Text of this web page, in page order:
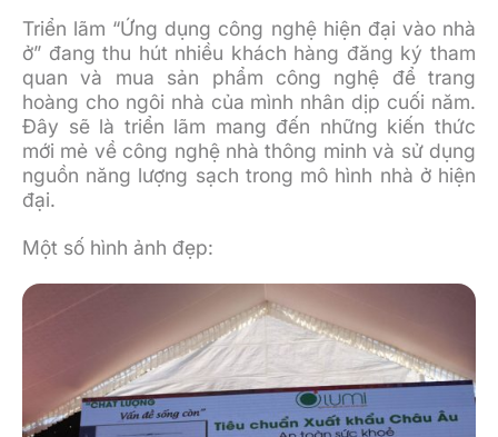
Triển lãm “Ứng dụng công nghệ hiện đại vào nhà
ở” đang thu hút nhiều khách hàng đăng ký tham
quan và mua sản phẩm công nghệ để trang
hoàng cho ngôi nhà của mình nhân dịp cuối năm.
Đây sẽ là triển lãm mang đến những kiến thức
mới mẻ về công nghệ nhà thông minh và sử dụng
nguồn năng lượng sạch trong mô hình nhà ở hiện
đại.
Một số hình ảnh đẹp: